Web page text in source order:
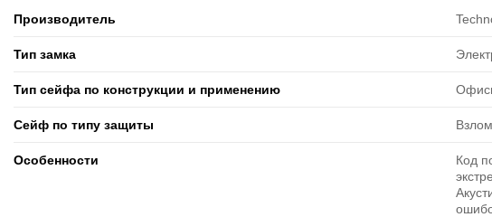
Производитель
Тип замка
Тип сейфа по конструкции и применению
Сейф по типу защиты
Особенности
Код